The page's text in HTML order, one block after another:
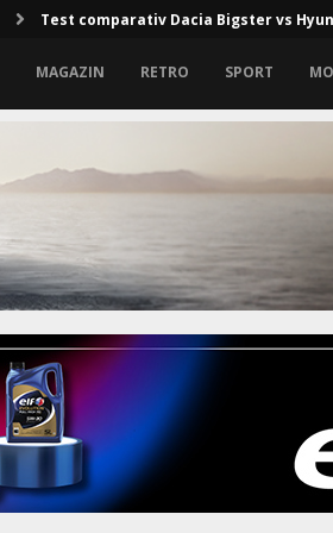
Test comparativ Dacia Bigster vs
MAGAZIN RETRO SPORT